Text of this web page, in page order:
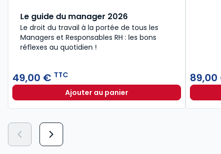
Le guide du manager 2026
Le droit du travail à la portée de tous les
Managers et Responsables RH : les bons
réflexes au quotidien !
49,00 € TTC
Ajouter au panierLe guide du manager 2026 à